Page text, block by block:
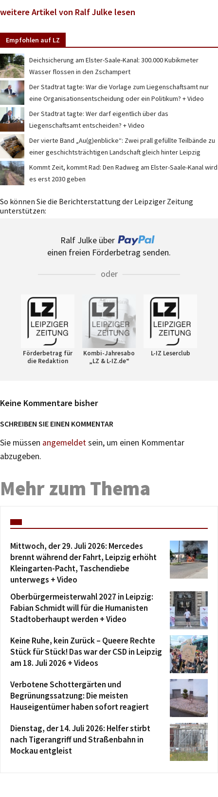
weitere Artikel von Ralf Julke lesen
Empfohlen auf LZ
Deichsicherung am Elster-Saale-Kanal: 300.000 Kubikmeter
Wasser flossen in den Zschampert
Der Stadtrat tagte: War die Vorlage zum Liegenschaftsamt nur
eine Organisationsentscheidung oder ein Politikum? + Video
Der Stadtrat tagte: Wer darf eigentlich über das
Liegenschaftsamt entscheiden? + Video
Der vierte Band „Au(g)enblicke“: Zwei prall gefüllte Teilbände zu
einer geschichtsträchtigen Landschaft gleich hinter Leipzig
Kommt Zeit, kommt Rad: Den Radweg am Elster-Saale-Kanal wird
es erst 2030 geben
So können Sie die Berichterstattung der Leipziger Zeitung
unterstützen:
Ralf Julke über
einen freien Förderbetrag senden.
oder
Förderbetrag für
die Redaktion
Kombi-Jahresabo
„LZ & L-IZ.de“
L-IZ Leserclub
Keine Kommentare bisher
SCHREIBEN SIE EINEN KOMMENTAR
Sie müssen angemeldetsein, um einen Kommentar
abzugeben.
Mehr zum Thema
Mittwoch, der 29. Juli 2026: Mercedes
brennt während der Fahrt, Leipzig erhöht
Kleingarten-Pacht, Taschendiebe
unterwegs + Video
Oberbürgermeisterwahl 2027 in Leipzig:
Fabian Schmidt will für die Humanisten
Stadtoberhaupt werden + Video
Keine Ruhe, kein Zurück – Queere Rechte
Stück für Stück! Das war der CSD in Leipzig
am 18. Juli 2026 + Videos
Verbotene Schottergärten und
Begrünungssatzung: Die meisten
Hauseigentümer haben sofort reagiert
Dienstag, der 14. Juli 2026: Helfer stirbt
nach Tigerangriff und Straßenbahn in
Mockau entgleist